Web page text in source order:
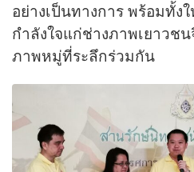
อย่างเป็นทางการ พร้อมทั้
กำลังใจแก่ช่างภาพเยาวช
ภาพหมู่ที่ระลึกร่วมกัน